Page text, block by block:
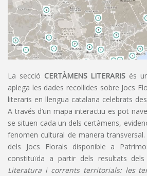
La secció CERTÀMENS LITERARIS és
aplega les dades recollides sobre Jocs
literaris en llengua catalana celebrats
A través d’un mapa interactiu es pot
se situen cada un dels certàmens,
fenomen cultural de manera
dels Jocs Florals disponible a
constituïda a partir dels resultats
Literatura i corrents territorials: les